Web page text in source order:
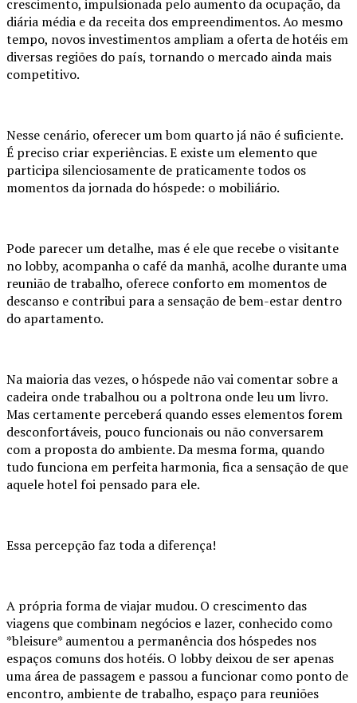
crescimento, impulsionada pelo aumento da ocupação, da
diária média e da receita dos empreendimentos. Ao mesmo
tempo, novos investimentos ampliam a oferta de hotéis em
diversas regiões do país, tornando o mercado ainda mais
competitivo.
Nesse cenário, oferecer um bom quarto já não é suficiente.
É preciso criar experiências. E existe um elemento que
participa silenciosamente de praticamente todos os
momentos da jornada do hóspede: o mobiliário.
Pode parecer um detalhe, mas é ele que recebe o visitante
no lobby, acompanha o café da manhã, acolhe durante uma
reunião de trabalho, oferece conforto em momentos de
descanso e contribui para a sensação de bem-estar dentro
do apartamento.
Na maioria das vezes, o hóspede não vai comentar sobre a
cadeira onde trabalhou ou a poltrona onde leu um livro.
Mas certamente perceberá quando esses elementos forem
desconfortáveis, pouco funcionais ou não conversarem
com a proposta do ambiente. Da mesma forma, quando
tudo funciona em perfeita harmonia, fica a sensação de que
aquele hotel foi pensado para ele.
Essa percepção faz toda a diferença!
A própria forma de viajar mudou. O crescimento das
viagens que combinam negócios e lazer, conhecido como
*bleisure* aumentou a permanência dos hóspedes nos
espaços comuns dos hotéis. O lobby deixou de ser apenas
uma área de passagem e passou a funcionar como ponto de
encontro, ambiente de trabalho, espaço para reuniões